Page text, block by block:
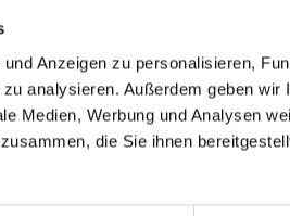
Anzeigen zu personalisieren,
analysieren. Außerdem geben
Medien, Werbung und Analysen
die Sie ihnen